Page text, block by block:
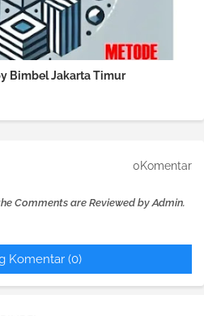
Bimbel Jakarta Timur
0Komentar
Comments are Reviewed by Admin.
Komentar (0)